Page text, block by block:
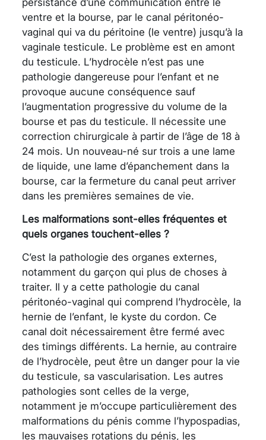
ventre et la bourse, par le canal péritonéo-
vaginal qui va du péritoine (le ventre) jusqu’à la
vaginale testicule. Le problème est en amont
du testicule. L’hydrocèle n’est pas une
pathologie dangereuse pour l’enfant et ne
provoque aucune conséquence sauf
l’augmentation progressive du volume de la
bourse et pas du testicule. Il nécessite une
correction chirurgicale à partir de l’âge de 18 à
24 mois. Un nouveau-né sur trois a une lame
de liquide, une lame d’épanchement dans la
bourse, car la fermeture du canal peut arriver
dans les premières semaines de vie.
Les malformations sont-elles fréquentes et
quels organes touchent-elles ?
C’est la pathologie des organes externes,
notamment du garçon qui plus de choses à
traiter. Il y a cette pathologie du canal
péritonéo-vaginal qui comprend l’hydrocèle, la
hernie de l’enfant, le kyste du cordon. Ce
canal doit nécessairement être fermé avec
des timings différents. La hernie, au contraire
de l’hydrocèle, peut être un danger pour la vie
du testicule, sa vascularisation. Les autres
pathologies sont celles de la verge,
notamment je m’occupe particulièrement des
malformations du pénis comme l’hypospadias,
les mauvaises rotations du pénis, les